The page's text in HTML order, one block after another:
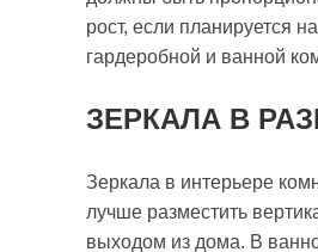
рост, если планируется
гардеробной и ванной
ЗЕРКАЛА В
Зеркала в интерьере
лучше разместить
выходом из дома. В